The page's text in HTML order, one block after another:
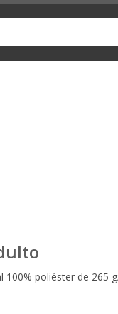
100% poliéster de